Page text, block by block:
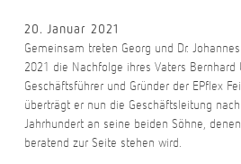
20. Januar 2021
Gemeinsam treten Georg und Dr.
2021 die Nachfolge ihres Vaters
Geschäftsführer und Gründer der EPflex
überträgt er nun die Geschäftsleitung
Jahrhundert an seine beiden Söhne,
beratend zur Seite stehen wird.